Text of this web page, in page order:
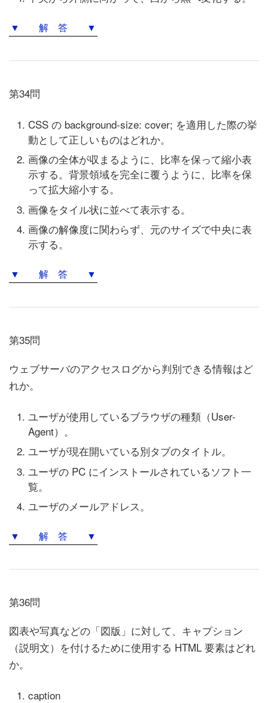
▼ 解 答 ▼
第34問
CSS の background-size: cover; を適用した際の挙
動として正しいものはどれか。
画像の全体が収まるように、比率を保って縮小表
示する。背景領域を完全に覆うように、比率を保
って拡大縮小する。
画像をタイル状に並べて表示する。
画像の解像度に関わらず、元のサイズで中央に表
示する。
▼ 解 答 ▼
第35問
ウェブサーバのアクセスログから判別できる情報はど
れか。
ユーザが使用しているブラウザの種類（User-
Agent）。
ユーザが現在開いている別タブのタイトル。
ユーザの PC にインストールされているソフト一
覧。
ユーザのメールアドレス。
▼ 解 答 ▼
第36問
図表や写真などの「図版」に対して、キャプション
（説明文）を付けるために使用する HTML 要素はどれ
か。
caption